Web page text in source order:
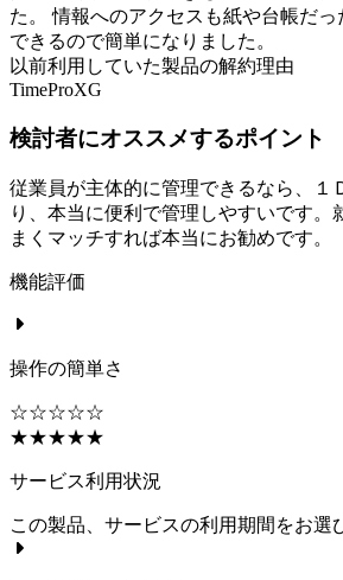
た。 情報へのアクセスも紙や台帳だ
できるので簡単になりました。
以前利用していた製品の解約理由
TimeProXG
検討者にオススメするポイント
従業員が主体的に管理できるなら、１
り、本当に便利で管理しやすいです。
まくマッチすれば本当にお勧めです。
機能評価
操作の簡単さ
☆☆☆☆☆
★★★★★
サービス利用状況
この製品、サービスの利用期間をお選